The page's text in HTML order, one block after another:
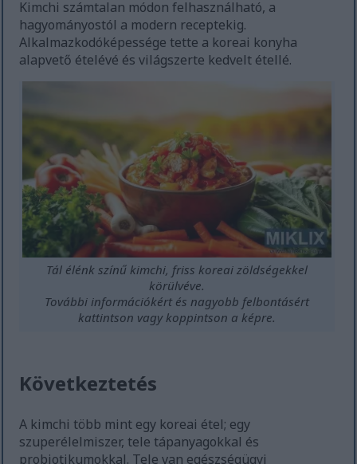
Kimchi számtalan módon felhasználható, a
hagyományostól a modern receptekig.
Alkalmazkodóképessége tette a koreai konyha
alapvető ételévé és világszerte kedvelt étellé.
Tál élénk színű kimchi, friss koreai zöldségekkel
körülvéve.
További információkért és nagyobb felbontásért
kattintson vagy koppintson a képre.
Következtetés
A kimchi több mint egy koreai étel; egy
szuperélelmiszer, tele tápanyagokkal és
probiotikumokkal. Tele van egészségügyi